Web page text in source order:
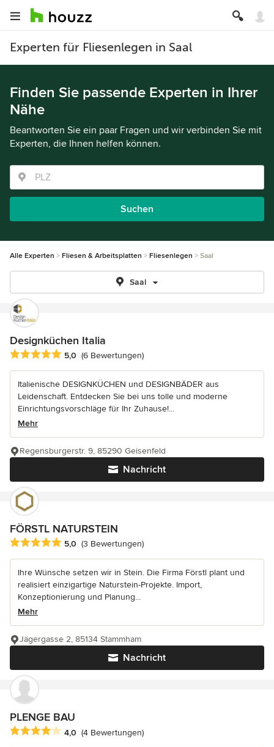
Experten für Fliesenlegen in Saal
Finden Sie passende Experten in Ihrer
Nähe
Beantworten Sie ein paar Fragen und wir verbinden Sie mit
Experten, die Ihnen helfen können.
Suchen
Alle Experten Fliesen & Arbeitsplatten Fliesenlegen Saal
Saal
Designküchen Italia
Durchschnittliche Bewertung: 5 von 5 Sternen
5,0 (6 Bewertungen)
Italienische DESIGNKÜCHEN und DESIGNBÄDER aus
Leidenschaft. Entdecken Sie bei uns tolle und moderne
Einrichtungsvorschläge für Ihr Zuhause!...
Mehr
Nachricht
Regensburgerstr. 9, 85290 Geisenfeld
FÖRSTL NATURSTEIN
Durchschnittliche Bewertung: 5 von 5 Sternen
5,0 (3 Bewertungen)
Ihre Wünsche setzen wir in Stein. Die Firma Förstl plant und
realisiert einzigartige Naturstein-Projekte. Import,
Konzeptionierung und Planung...
Mehr
Nachricht
Jägergasse 2, 85134 Stammham
PLENGE BAU
Durchschnittliche Bewertung: 4 von 5 Sternen
4,0 (4 Bewertungen)